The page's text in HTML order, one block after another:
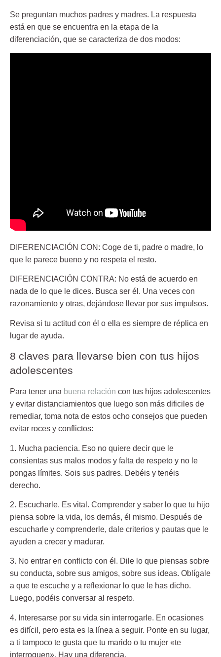
Se preguntan muchos padres y madres. La respuesta
está en que se encuentra en la etapa de la
diferenciación, que se caracteriza de dos modos:
DIFERENCIACIÓN CON: Coge de ti, padre o madre, lo
que le parece bueno y no respeta el resto.
DIFERENCIACIÓN CONTRA: No está de acuerdo en
nada de lo que le dices. Busca ser él. Una veces con
razonamiento y otras, dejándose llevar por sus impulsos.
Revisa si tu actitud con él o ella es siempre de réplica en
lugar de ayuda.
8 claves para llevarse bien con tus hijos
adolescentes
Para tener una buena relación con tus hijos adolescentes
y evitar distanciamientos que luego son más dificiles de
remediar, toma nota de estos ocho consejos que pueden
evitar roces y conflictos:
1. Mucha paciencia. Eso no quiere decir que le
consientas sus malos modos y falta de respeto y no le
pongas límites. Sois sus padres. Debéis y tenéis
derecho.
2. Escucharle. Es vital. Comprender y saber lo que tu hijo
piensa sobre la vida, los demás, él mismo. Después de
escucharle y comprenderle, dale criterios y pautas que le
ayuden a crecer y madurar.
3. No entrar en conflicto con él. Dile lo que piensas sobre
su conducta, sobre sus amigos, sobre sus ideas. Oblígale
a que te escuche y a reflexionar lo que le has dicho.
Luego, podéis conversar al respeto.
4. Interesarse por su vida sin interrogarle. En ocasiones
es difícil, pero esta es la línea a seguir. Ponte en su lugar,
a ti tampoco te gusta que tu marido o tu mujer «te
interroguen». Hay una diferencia.